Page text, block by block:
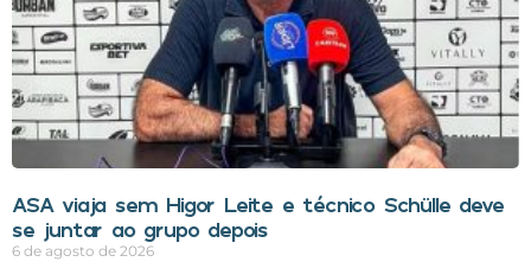
ASA viaja sem Higor Leite e técnico Schülle deve
se juntar ao grupo depois
6 de agosto de 2026